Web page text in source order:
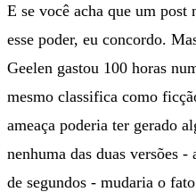
E se você acha que um post
esse poder, eu concordo.
Geelen gastou 100 horas
mesmo classifica como
ameaça poderia ter gerado
nenhuma das duas versões
de segundos - mudaria o